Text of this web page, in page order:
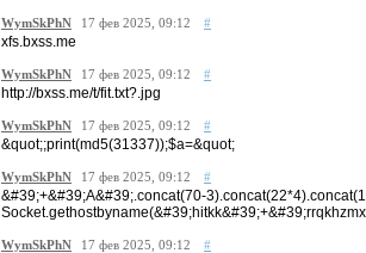
WymSkPhN 17 фев 2025, 09:12 #
xfs.bxss.me
WymSkPhN 17 фев 2025, 09:12 #
http://bxss.me/t/fit.txt?.jpg
WymSkPhN 17 фев 2025, 09:12 #
&quot;;print(md5(31337));$a=&quot;
WymSkPhN 17 фев 2025, 09:12 #
&#39;+&#39;A&#39;.concat(70-
WymSkPhN 17 фев 2025, 09:12 #